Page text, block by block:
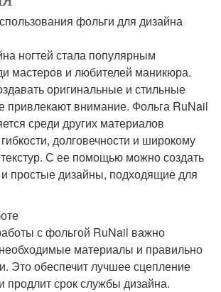
фольги для дизайна
ногтей стала популярным
мастеров и любителей маникюра.
оригинальные и стильные
привлекают внимание. Фольга RuNail
среди других материалов
долговечности и широкому
С ее помощью можно создать
простые дизайны, подходящие для
с фольгой RuNail важно
материалы и правильно
Это обеспечит лучшее сцепление
продлит срок службы дизайна.